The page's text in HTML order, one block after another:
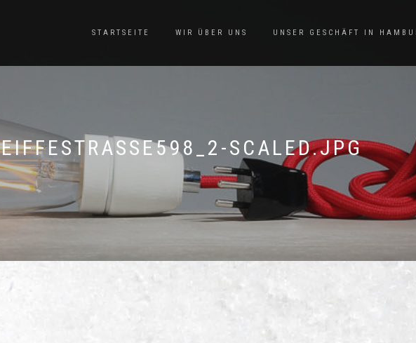
STARTSEITE WIR ÜBER UNS UNSER GESCHÄFT IN
EIFFESTRASSE598_2-SCALED.JPG